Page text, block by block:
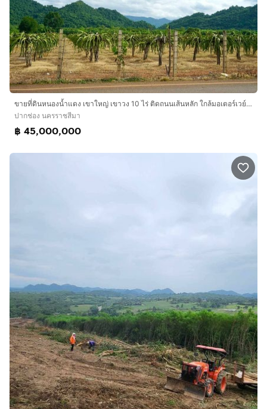
ขายที่ดินหนองน้ำแดง เขาใหญ่ เขาวง 10 ไร่ ติดถนนเส้นหลัก ใกล้มอเตอร์เวย์ M6 ที่สวย วิวเขาสวยชัดมาก ใกล้ถนนธนะรัชต์ ศูนย์ผู้นำ CP ที่สวย วิวเข
ปากช่อง นครราชสีมา
฿ 45,000,000